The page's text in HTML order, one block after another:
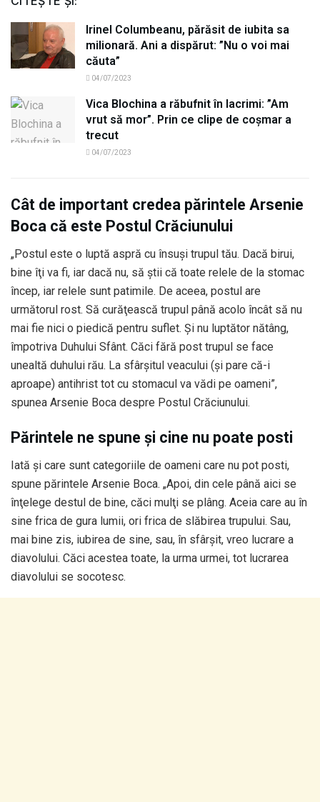
Irinel Columbeanu, părăsit de iubita sa
milionară. Ani a dispărut: ”Nu o voi mai
căuta”
04/07/2023
Vica Blochina a răbufnit în lacrimi: ”Am
vrut să mor”. Prin ce clipe de coșmar a
trecut
04/07/2023
Cât de important credea părintele Arsenie
Boca că este Postul Crăciunului
„Postul este o luptă aspră cu însuşi trupul tău. Dacă birui,
bine îţi va fi, iar dacă nu, să ştii că toate relele de la stomac
încep, iar relele sunt patimile. De aceea, postul are
următorul rost. Să curăţească trupul până acolo încât să nu
mai fie nici o piedică pentru suflet. Şi nu luptător nătâng,
împotriva Duhului Sfânt. Căci fără post trupul se face
unealtă duhului rău. La sfârşitul veacului (şi pare că-i
aproape) antihrist tot cu stomacul va vădi pe oameni”,
spunea Arsenie Boca despre Postul Crăciunului.
Părintele ne spune și cine nu poate posti
Iată și care sunt categoriile de oameni care nu pot posti,
spune părintele Arsenie Boca. „Apoi, din cele până aici se
înţelege destul de bine, căci mulţi se plâng. Aceia care au în
sine frica de gura lumii, ori frica de slăbirea trupului. Sau,
mai bine zis, iubirea de sine, sau, în sfârşit, vreo lucrare a
diavolului. Căci acestea toate, la urma urmei, tot lucrarea
diavolului se socotesc.